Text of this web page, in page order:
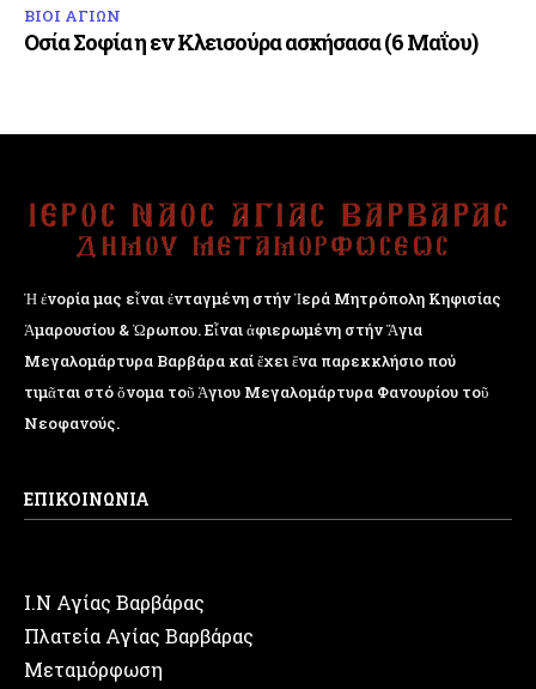
ΒΙΟΙ ΑΓΙΩΝ
Οσία Σοφία η εν Κλεισούρα ασκήσασα (6 Μαΐου)
Ἡ ἐνορία μας εἶναι ἐνταγμένη στήν Ἱερά Μητρόπολη Κηφισίας
Ἁμαρουσίου & Ὠρωπου. Εἶναι ἀφιερωμένη στήν Ἅγια
Μεγαλομάρτυρα Βαρβάρα καί ἔχει ἕνα παρεκκλήσιο πού
τιμᾶται στό ὄνομα τοῦ Ἁγιου Μεγαλομάρτυρα Φανουρίου τοῦ
Νεοφανούς.
ΕΠΙΚΟΙΝΩΝΙΑ
Ι.Ν Αγίας Βαρβάρας
Πλατεία Αγίας Βαρβάρας
Μεταμόρφωση